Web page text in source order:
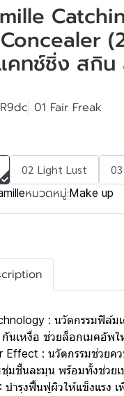
คทช์ชิ่ง สกิน
01 Fair Freak
02 Light Lust
หมวดหมู่:Make up
: นวัตกรรมฟิล์ม
นเหงื่อ ช่วยล็อกเมคอัพ
Effect : นวัตกรรมช่วยค
มชื้นละมุน พร้อมทั้งช่วยเ
บำรุงฟื้นฟูผิวให้แข็งแรง